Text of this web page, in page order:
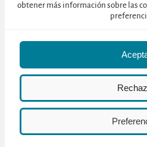
obtener más información sobre las
La aprobación de este Plan por
Turismo pone de manifiesto su
profesionalización del sector para
adaptación a los continuos cambios
sobre todo, a la calidad en destino
Próximamente os iremos
programados, los cuales son
incluyendo las comidas y el